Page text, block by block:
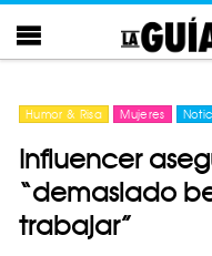
Humor & Risa Mujeres
Influencer
“demasiado
trabajar”